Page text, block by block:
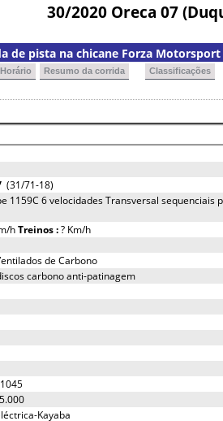
30/2020 Oreca 07
de pista na chicane Forza Motorsport
Resumo da corrida Classificações
(31/71-18)
1159C 6 velocidades Transversal sequenciais
hTreinos :? Km/h
de Carbono
carbono anti-patinagem
Kayaba